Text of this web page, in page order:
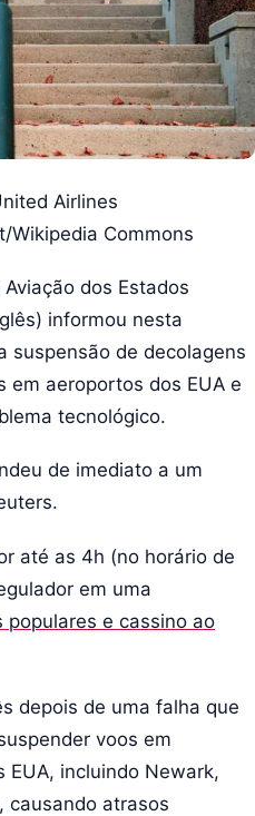
Airlines
Wikipedia Commons
dos Estados
informou nesta
suspensão de decolagens
em aeroportos dos EUA e
tecnológico.
de imediato a um
até as 4h (no horário de
em uma
populares e cassino ao
depois de uma falha que
voos em
incluindo Newark,
causando atrasos